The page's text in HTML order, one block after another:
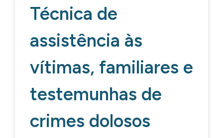
Técnica de
assistência às
vítimas, familiares e
testemunhas de
crimes dolosos